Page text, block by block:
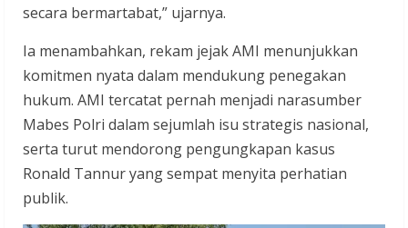
secara bermartabat,” ujarnya.
Ia menambahkan, rekam jejak AMI menunjukkan
komitmen nyata dalam mendukung penegakan
hukum. AMI tercatat pernah menjadi narasumber
Mabes Polri dalam sejumlah isu strategis nasional,
serta turut mendorong pengungkapan kasus
Ronald Tannur yang sempat menyita perhatian
publik.